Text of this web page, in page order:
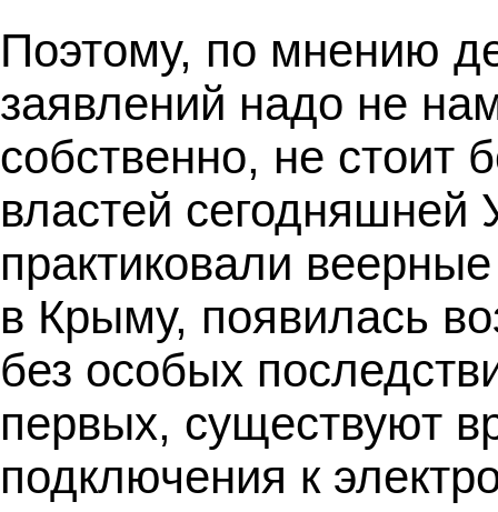
Поэтому, по мнению
заявлений надо не
собственно, не стоит
властей
практиковали
в Крыму, появилась
без особых
первых, существуют
подключения к